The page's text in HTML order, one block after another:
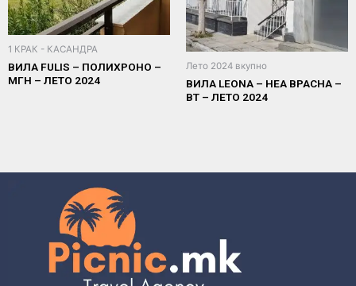
1 КРАК - КАСАНДРА
ВИЛА FULIS – ПОЛИХРОНО –
МГН – ЛЕТО 2024
Лето 2024 вкупно
ВИЛА LEONA – НЕА ВРАСНА –
ВТ – ЛЕТО 2024